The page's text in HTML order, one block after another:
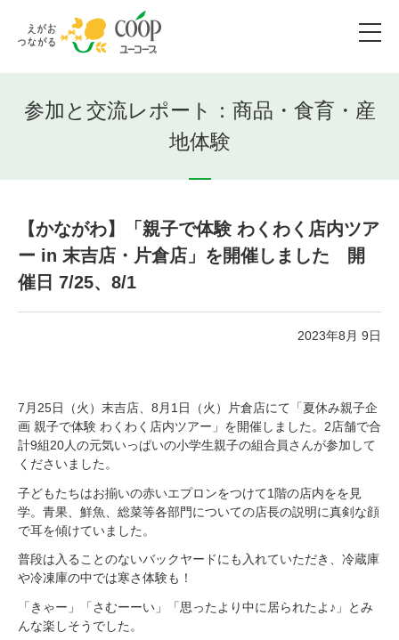
参加と交流レポート：商品・食育・産
地体験
【かながわ】「親子で体験 わくわく店内ツア
ー in 末吉店・片倉店」を開催しました 開
催日 7/25、8/1
2023年8月 9日
7月25日（火）末吉店、8月1日（火）片倉店にて「夏休み親子企
画 親子で体験 わくわく店内ツアー」を開催しました。2店舗で合
計9組20人の元気いっぱいの小学生親子の組合員さんが参加して
くださいました。
子どもたちはお揃いの赤いエプロンをつけて1階の店内をを見
学。青果、鮮魚、総菜等各部門についての店長の説明に真剣な顔
で耳を傾けていました。
普段は入ることのないバックヤードにも入れていただき、冷蔵庫
や冷凍庫の中では寒さ体験も！
「きゃー」「さむーーい」「思ったより中に居られたよ♪」とみ
んな楽しそうでした。